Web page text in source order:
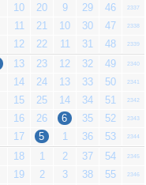
10 20 9 29 46 2337
11 21 10 30 47 2338
12 22 11 31 48 2339
13 23 12 32 49 2340
14 24 13 33 50 2341
15 25 14 34 51 2342
16 26 6 35 52 2343
17 5 1 36 53 2344
18 1 2 37 54 2345
19 2 3 38 55 2346